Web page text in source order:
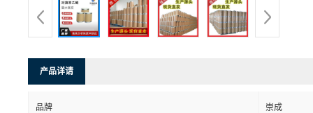
产品详请
品牌 崇成